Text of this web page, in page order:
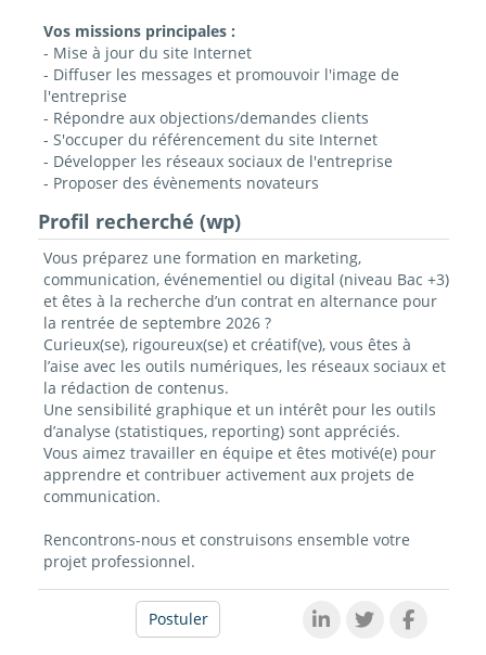
Vos missions principales :
- Mise à jour du site Internet
- Diffuser les messages et promouvoir l'image de
l'entreprise
- Répondre aux objections/demandes clients
- S'occuper du référencement du site Internet
- Développer les réseaux sociaux de l'entreprise
- Proposer des évènements novateurs
Profil recherché (wp)
Vous préparez une formation en marketing,
communication, événementiel ou digital (niveau Bac +3)
et êtes à la recherche d’un contrat en alternance pour
la rentrée de septembre 2026 ?
Curieux(se), rigoureux(se) et créatif(ve), vous êtes à
l’aise avec les outils numériques, les réseaux sociaux et
la rédaction de contenus.
Une sensibilité graphique et un intérêt pour les outils
d’analyse (statistiques, reporting) sont appréciés.
Vous aimez travailler en équipe et êtes motivé(e) pour
apprendre et contribuer activement aux projets de
communication.
Rencontrons-nous et construisons ensemble votre
projet professionnel.
Postuler